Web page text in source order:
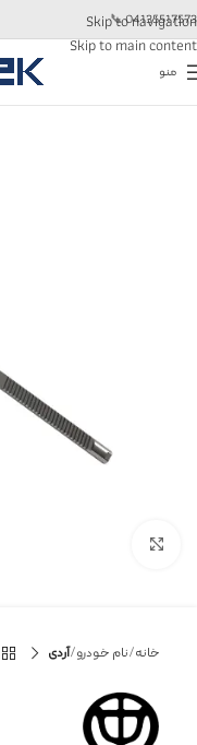
Skip to navigation
Skip to main content
04135517573
📞
منو
خانه نام خودرو آردی